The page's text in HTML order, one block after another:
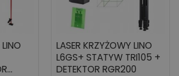
LASER KRZYŻOWY LINO
L6GS+ STATYW TRI105 +
DETEKTOR RGR200